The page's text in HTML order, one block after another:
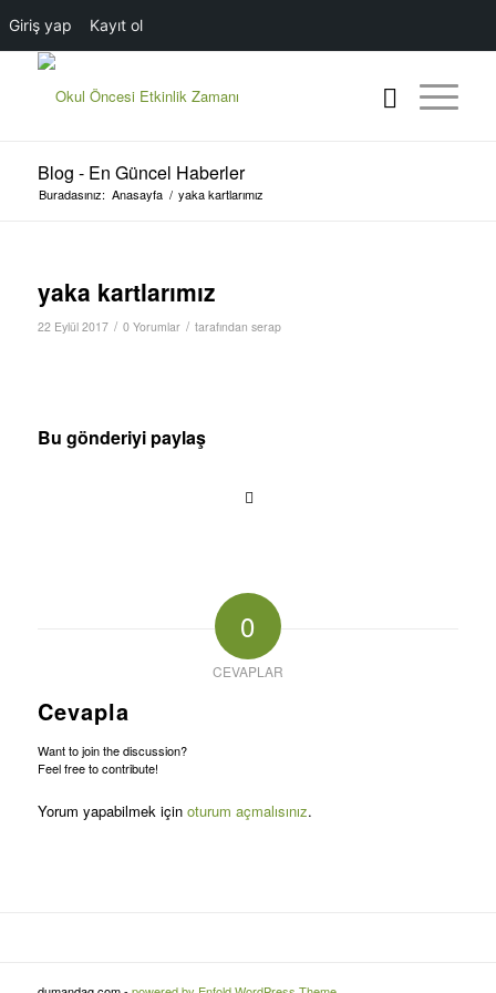
Giriş yap Kayıt ol
Blog - En Güncel Haberler
Buradasınız: Anasayfa / yaka kartlarımız
yaka kartlarımız
22 Eylül 2017 / 0 Yorumlar / tarafından serap
Bu gönderiyi paylaş
0
CEVAPLAR
Cevapla
Want to join the discussion?
Feel free to contribute!
Yorum yapabilmek için oturum açmalısınız.